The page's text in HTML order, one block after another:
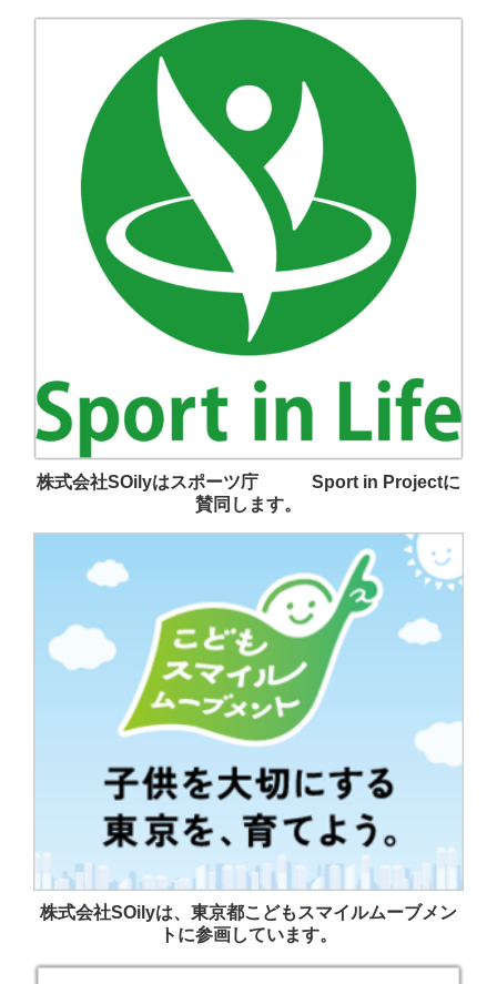
株式会社SOilyはスポーツ庁 Sport in Projectに
賛同します。
株式会社SOilyは、東京都こどもスマイルムーブメン
トに参画しています。